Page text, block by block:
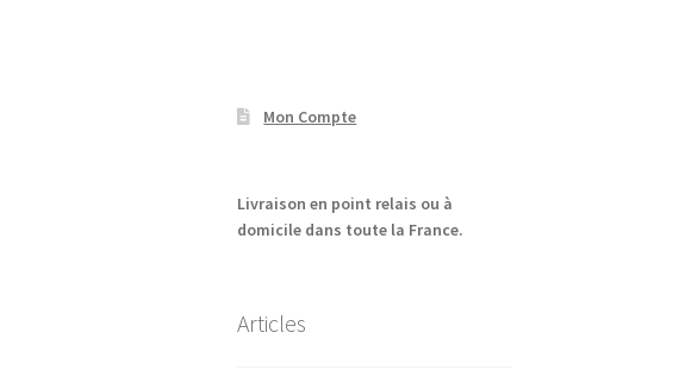
Mon Compte
Livraison en point relais ou à
domicile dans toute la France.
Articles